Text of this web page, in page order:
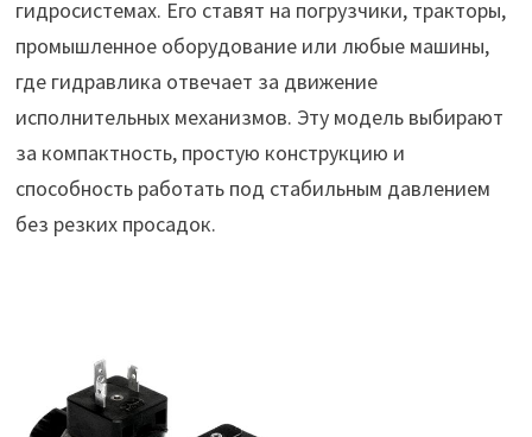
гидросистемах. Его ставят на погрузчики, тракторы,
промышленное оборудование или любые машины,
где гидравлика отвечает за движение
исполнительных механизмов. Эту модель выбирают
за компактность, простую конструкцию и
способность работать под стабильным давлением
без резких просадок.